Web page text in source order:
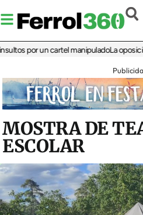
por un cartel manipuladoLa oposición
MOSTRA DE
ESCOLAR